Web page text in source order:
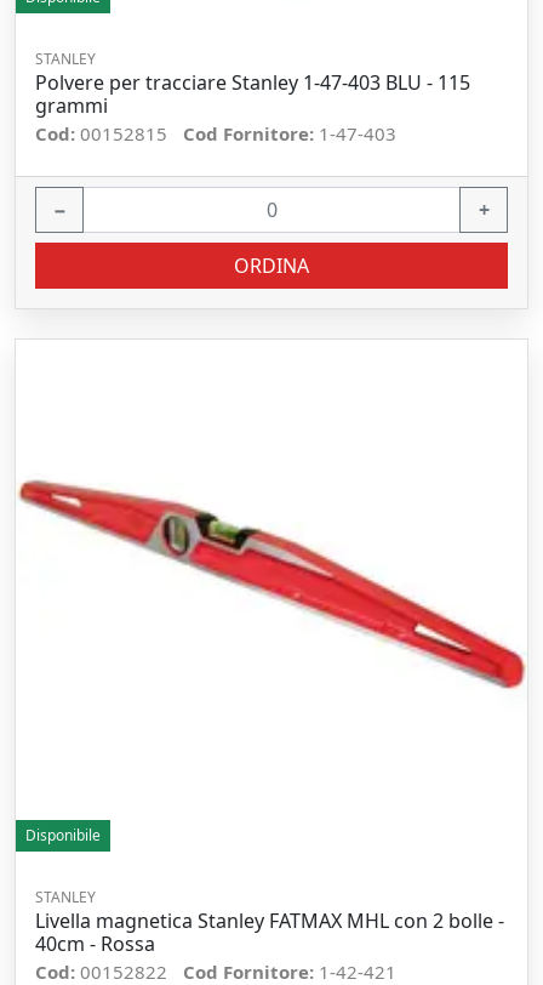
STANLEY
Polvere per tracciare Stanley 1-47-403 BLU - 115
grammi
Cod: 00152815 Cod Fornitore: 1-47-403
− +
ORDINA
Disponibile
STANLEY
Livella magnetica Stanley FATMAX MHL con 2 bolle -
40cm - Rossa
Cod: 00152822 Cod Fornitore: 1-42-421